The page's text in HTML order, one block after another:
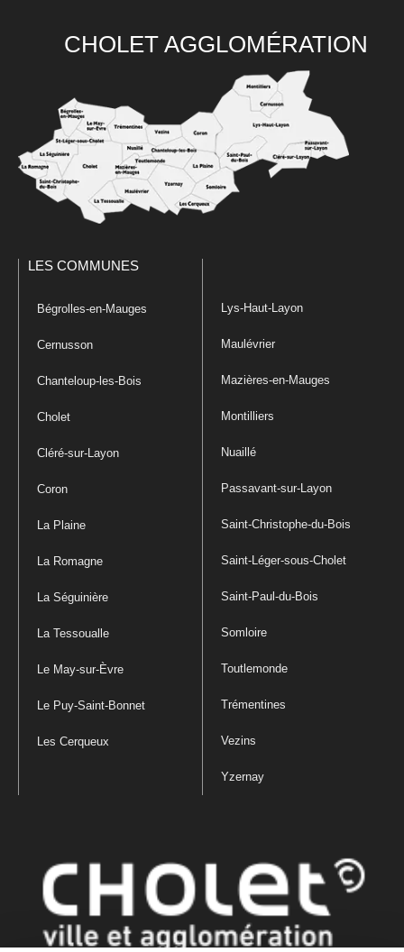
CHOLET AGGLOMÉRATION
LES COMMUNES
Bégrolles-en-Mauges
Cernusson
Chanteloup-les-Bois
Cholet
Cléré-sur-Layon
Coron
La Plaine
La Romagne
La Séguinière
La Tessoualle
Le May-sur-Èvre
Le Puy-Saint-Bonnet
Les Cerqueux
Lys-Haut-Layon
Maulévrier
Mazières-en-Mauges
Montilliers
Nuaillé
Passavant-sur-Layon
Saint-Christophe-du-Bois
Saint-Léger-sous-Cholet
Saint-Paul-du-Bois
Somloire
Toutlemonde
Trémentines
Vezins
Yzernay